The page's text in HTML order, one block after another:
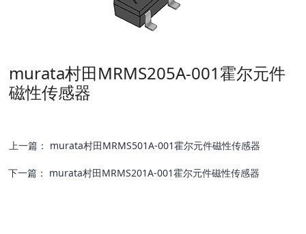
murata村田MRMS205A-001霍尔元件
磁性传感器
上一篇： murata村田MRMS501A-001霍尔元件磁性传感器
下一篇： murata村田MRMS201A-001霍尔元件磁性传感器